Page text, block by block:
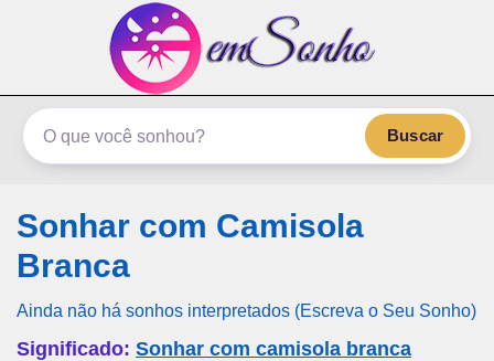
emSonho.com
Os sonhos significam mais
Buscar
Sonhar com Camisola
Branca
Ainda não há sonhos interpretados (Escreva o Seu Sonho)
Significado: Sonhar com camisola branca